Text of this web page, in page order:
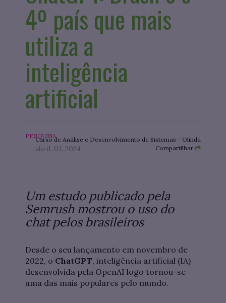
4º país que mais
utiliza a
inteligência
artificial
PESQUISA
Curso de Análise e Desenvolvimento de Sistemas - Olinda
abril. 01, 2024 Compartilhar
Um estudo publicado pela
Semrush mostrou o uso do
chat pelos brasileiros
Desde o seu lançamento em novembro de
2022, o ChatGPT, inteligência artificial (IA)
desenvolvida pela OpenAI logo tornou-se
uma das mais populares pelo mundo.